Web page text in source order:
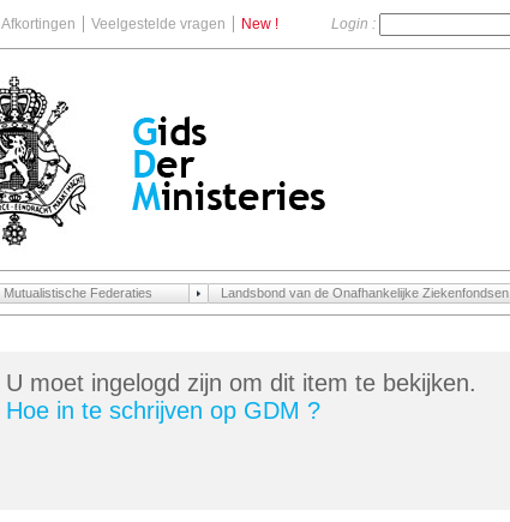
Afkortingen Veelgestelde vragen New ! Login :
Mutualistische Federaties Landsbond van de Onafhankelijke Ziekenfondsen
U moet ingelogd zijn om dit item te bekijken.
Hoe in te schrijven op GDM ?